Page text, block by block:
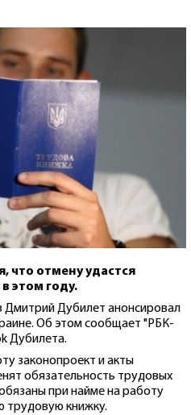
что отмену удастся
этом году.
Дмитрий Дубилет анонсировал
Об этом сообщает "РБК-
Дубилета.
законопроект и акты
обязательность трудовых
при найме на работу
трудовую книжку.